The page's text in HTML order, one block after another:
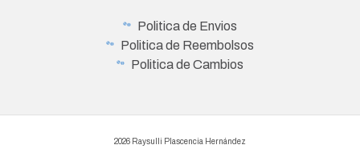
Politica de Envios
Politica de Reembolsos
Politica de Cambios
2026 Raysulli Plascencia Hernández